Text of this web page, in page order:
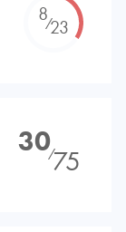
8⁄23
30⁄75